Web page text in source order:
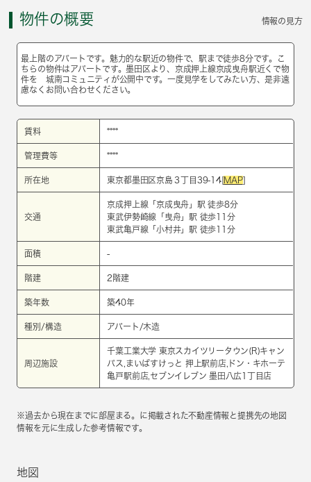
物件の概要 情報の見方
最上階のアパートです。魅力的な駅近の物件で、駅まで徒歩8分です。こ
ちらの物件はアパートです。墨田区より、京成押上線京成曳舟駅近くで物
件を 城南コミュニティが公開中です。一度見学をしてみたい方、是非遠
慮なくお問い合わせください。
賃料 ****
管理費等 ****
所在地 東京都墨田区京島３丁目39-14[ MAP]
交通
京成押上線 「京成曳舟 」駅 徒歩8分
東武伊勢崎線 「 曳舟」駅 徒歩11分
東武亀戸線 「小村井」駅 徒歩11分
面積 -
階建 2階建
築年数 築40年
種別/構造 アパート/木造
周辺施設
千葉工業大学 東京スカイツリータウン(R)キャン
パス,まいばすけっと 押上駅前店,ドン・キホーテ
亀戸駅前店,セブンイレブン 墨田八広1丁目店
※過去から現在までに部屋まる。に掲載された不動産情報と提携先の地図
情報を元に生成した参考情報です。
地図